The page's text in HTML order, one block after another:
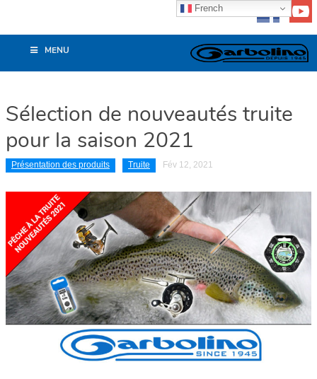
MENU
Sélection de nouveautés truite
pour la saison 2021
Présentation des produits Truite Fév 12, 2021
French